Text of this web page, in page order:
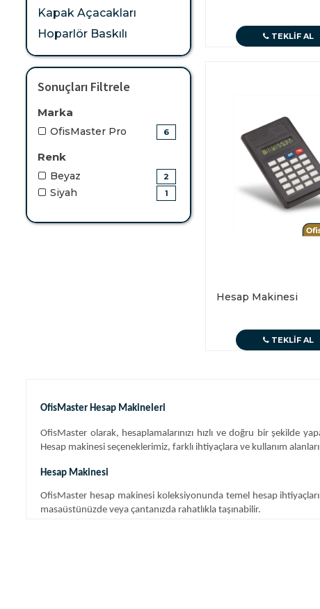
Kapak Açacakları
Hoparlör Baskılı
Sonuçları Filtrele
Marka
OfisMaster Pro 6
Renk
Beyaz 2
Siyah 1
TEKLIF AL
Hesap Makinesi
TEKLIF AL
OfisMaster Hesap Makineleri
OfisMaster olarak, hesaplamalarınızı hızlı ve doğru bir şekilde
Hesap makinesi seçeneklerimiz, farklı ihtiyaçlara ve kullanım
Hesap Makinesi
OfisMaster hesap makinesi koleksiyonunda temel hesap
masaüstünüzde veya çantanızda rahatlıkla taşınabilir.